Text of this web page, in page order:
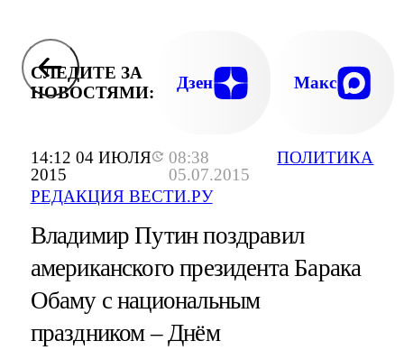
14:12 04 ИЮЛЯ
2015
08:38
05.07.2015
РЕДАКЦИЯ ВЕСТИ.РУ
ПОЛИТИКА
СЛЕДИТЕ ЗА
НОВОСТЯМИ:
Дзен Макс
Владимир Путин поздравил
американского президента Барака
Обаму с национальным
праздником – Днём